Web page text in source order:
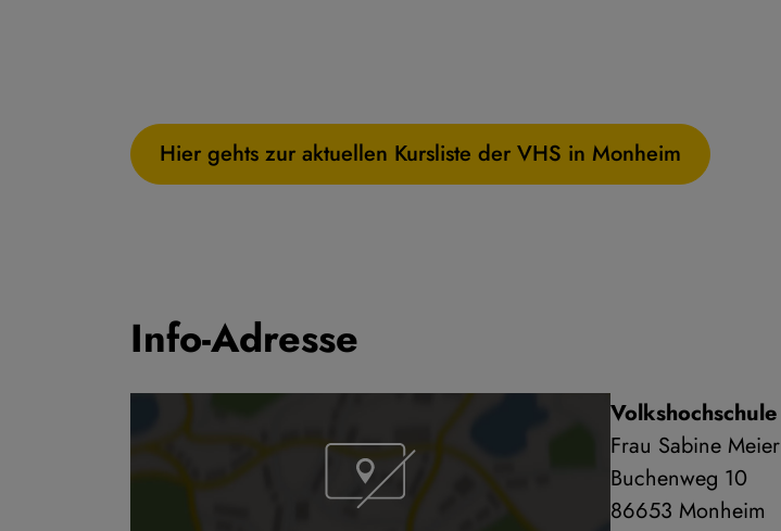
Hier gehts zur aktuellen Kursliste der VHS in Monheim
Info-Adresse
Frau Sabine Meier
Buchenweg 10
86653 Monheim